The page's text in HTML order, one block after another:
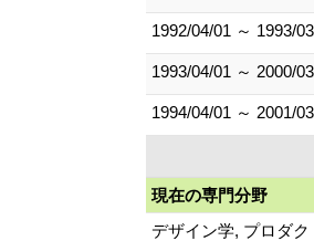
1992/04/01 ～ 1993/
1993/04/01 ～ 2000/
1994/04/01 ～ 2001/
現在の専門分野
デザイン学, プロダ